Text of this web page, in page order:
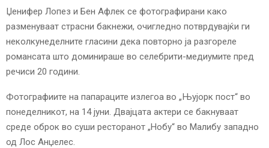
Y
M
N
Џенифер Лопез и Бен Афлек се фотографирани како
разменуваат страсни бакнежи, очигледно потврдувајќи ги
неколкунеделните гласини дека повторно ја разгореле
романсата што доминираше во селебрити-медиумите пред
речиси 20 години.
Фотографиите на папараците излегоа во „Њујорк пост“ во
понеделникот, на 14 јуни. Двајцата актери се бакнуваат
среде оброк во суши ресторанот „Нобу“ во Малибу западно
од Лос Анџелес.